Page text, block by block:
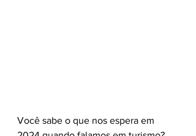
Você sabe o que nos espera em